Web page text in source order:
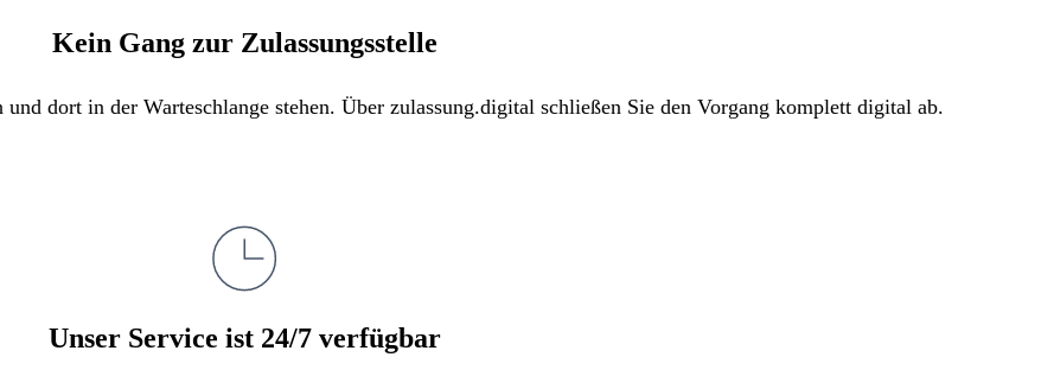
Kein Gang zur Zulassungsstelle
dort in der Warteschlange stehen. Über zulassung.digital schließen Sie den Vorgang komplett digital ab.
Unser Service ist 24/7 verfügbar